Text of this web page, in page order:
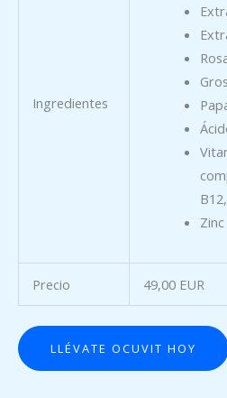
Ingredientes
Zinc
Precio 49,00 EUR
LLÉVATE OCUVIT HOY